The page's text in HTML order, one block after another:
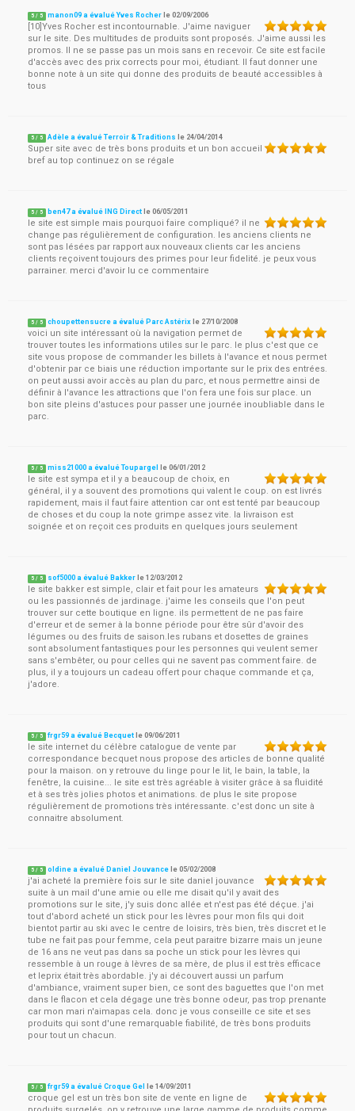
5 / 5 manon09 a évalué Yves Rocher le02/09/2006
[10]Yves Rocher est incontournable. J'aime naviguer
sur le site. Des multitudes de produits sont proposés. J'aime aussi les
promos. Il ne se passe pas un mois sans en recevoir. Ce site est facile
d'accès avec des prix corrects pour moi, étudiant. Il faut donner une
bonne note à un site qui donne des produits de beauté accessibles à
tous
5 / 5 Adèle a évalué Terroir & Traditions le 24/04/2014
Super site avec de très bons produits et un bon accueil
bref au top continuez on se régale
5 / 5 ben47 a évalué ING Direct le06/05/2011
le site est simple mais pourquoi faire compliqué? il ne
change pas régulièrement de configuration. les anciens clients ne
sont pas lésées par rapport aux nouveaux clients car les anciens
clients reçoivent toujours des primes pour leur fidelité. je peux vous
parrainer. merci d'avoir lu ce commentaire
5 / 5 choupettensucre a évalué Parc Astérix le 27/10/2008
voici un site intéressant où la navigation permet de
trouver toutes les informations utiles sur le parc. le plus c'est que ce
site vous propose de commander les billets à l'avance et nous permet
d'obtenir par ce biais une réduction importante sur le prix des entrées.
on peut aussi avoir accès au plan du parc, et nous permettre ainsi de
définir à l'avance les attractions que l'on fera une fois sur place. un
bon site pleins d'astuces pour passer une journée inoubliable dans le
parc.
5 / 5 miss21000 a évalué Toupargel le06/01/2012
le site est sympa et il y a beaucoup de choix, en
général, il y a souvent des promotions qui valent le coup. on est livrés
rapidement, mais il faut faire attention car ont est tenté par beaucoup
de choses et du coup la note grimpe assez vite. la livraison est
soignée et on reçoit ces produits en quelques jours seulement
5 / 5 sof5000 a évalué Bakker le12/03/2012
le site bakker est simple, clair et fait pour les amateurs
ou les passionnés de jardinage. j'aime les conseils que l'on peut
trouver sur cette boutique en ligne. ils permettent de ne pas faire
d'erreur et de semer à la bonne période pour être sûr d'avoir des
légumes ou des fruits de saison.les rubans et dosettes de graines
sont absolument fantastiques pour les personnes qui veulent semer
sans s'embêter, ou pour celles qui ne savent pas comment faire. de
plus, il y a toujours un cadeau offert pour chaque commande et ça,
j'adore.
5 / 5 frgr59 a évalué Becquet le09/06/2011
le site internet du célèbre catalogue de vente par
correspondance becquet nous propose des articles de bonne qualité
pour la maison. on y retrouve du linge pour le lit, le bain, la table, la
fenêtre, la cuisine... le site est très agréable à visiter grâce à sa fluidité
et à ses très jolies photos et animations. de plus le site propose
régulièrement de promotions très intéressante. c'est donc un site à
connaitre absolument.
5 / 5 oldine a évalué Daniel Jouvance le05/02/2008
j'ai acheté la première fois sur le site daniel jouvance
suite à un mail d'une amie ou elle me disait qu'il y avait des
promotions sur le site, j'y suis donc allée et n'est pas été déçue. j'ai
tout d'abord acheté un stick pour les lèvres pour mon fils qui doit
bientot partir au ski avec le centre de loisirs, très bien, très discret et le
tube ne fait pas pour femme, cela peut paraitre bizarre mais un jeune
de 16 ans ne veut pas dans sa poche un stick pour les lèvres qui
ressemble à un rouge à lèvres de sa mère, de plus il est très efficace
et leprix était très abordable. j'y ai découvert aussi un parfum
d'ambiance, vraiment super bien, ce sont des baguettes que l'on met
dans le flacon et cela dégage une très bonne odeur, pas trop prenante
car mon mari n'aimapas cela. donc je vous conseille ce site et ses
produits qui sont d'une remarquable fiabilité, de très bons produits
pour tout un chacun.
5 / 5 frgr59 a évalué Croque Gel le14/09/2011
croque gel est un très bon site de vente en ligne de